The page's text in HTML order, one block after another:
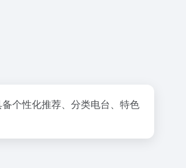
个性化推荐、分类电台、特色